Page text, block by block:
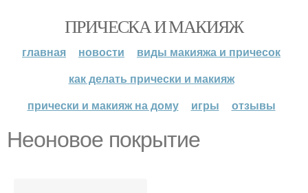
ПРИЧЕСКА И МАКИЯЖ
главная новости
виды макияжа и причесок
как делать прически и макияж
прически и макияж на дому
игры отзывы
Неоновое покрытие